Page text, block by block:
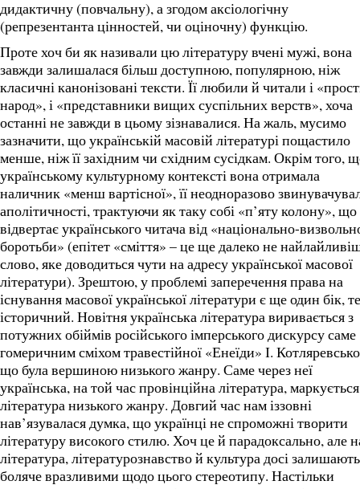
дидактичну (повчальну), а згодом аксіологічну
(репрезентанта цінностей, чи оціночну) функцію.
Проте хоч би як називали цю літературу вчені мужі, вона
завжди залишалася більш доступною, популярною, ніж
класичні канонізовані тексти. Її любили й читали і
народ», і «представники вищих суспільних верств», хоча
останні не завжди в цьому зізнавалися. На жаль, мусимо
зазначити, що українській масовій літературі пощастило
менше, ніж її західним чи східним сусідкам. Окрім того,
українському культурному контексті вона отримала
наличник «менш вартісної», її неодноразово
аполітичності, трактуючи як таку собі «п’яту колону», що
відвертає українського читача від «національно-
боротьби» (епітет «сміття» – це ще далеко не
слово, яке доводиться чути на адресу української масової
літератури). Зрештою, у проблемі заперечення права на
існування масової української літератури є ще один бік,
історичний. Новітня українська література виривається з
потужних обіймів російського імперського дискурсу саме
гомеричним сміхом травестійної «Енеїди» І.
що була вершиною низького жанру. Саме через неї
українська, на той час провінційна література,
література низького жанру. Довгий час нам іззовні
нав’язувалася думка, що українці не спроможні творити
літературу високого стилю. Хоч це й парадоксально, але
література, літературознавство й культура досі
боляче вразливими щодо цього стереотипу. Настільки